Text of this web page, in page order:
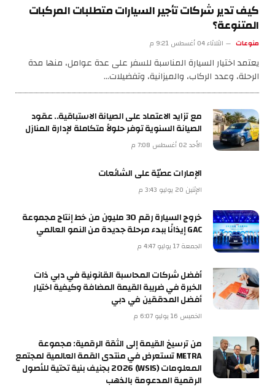
كيف تدير شركات تأجير السيارات متطلبات المركبات
المتنوعة؟
منوعات الثلاثاء 04 أغسطس 9:21 م
يعتمد اختيار السيارة المناسبة للسفر على عدة عوامل، منها مدة
الرحلة، وعدد الركاب، والميزانية، وتفضيلات…
مع تزايد الاعتماد على الصيانة الاستباقية.. عقود
الصيانة السنوية توفر حلولاً متكاملة لإدارة المنازل
الأحد 02 أغسطس 7:08 م
الإمارات عصيّة على الشائعات
الإثنين 20 يوليو 3:43 م
خروج السيارة رقم 30 مليون من خط إنتاج مجموعة
GAC إيذانًا ببدء مرحلة جديدة من النمو العالمي
الجمعة 17 يوليو 4:47 م
أفضل شركات المحاسبة القانونية في دبي ذات
الخبرة في ضريبة القيمة المضافة وكيفية اختيار
أفضل المدققين في دبي
الخميس 16 يوليو 6:07 م
من ترسيخ القيمة إلى الثقة الرقمية: مجموعة
METRA تستعرض في منتدى القمة العالمية لمجتمع
المعلومات (WSIS) 2026 بجنيف بنية تحتية للأصول
الرقمية المدعومة بالذهب